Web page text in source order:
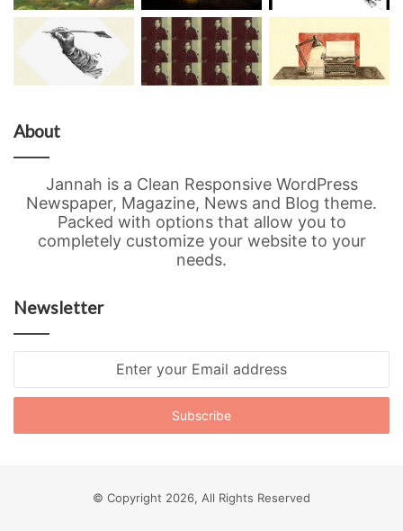
About
Jannah is a Clean Responsive WordPress
Newspaper, Magazine, News and Blog theme.
Packed with options that allow you to
completely customize your website to your
needs.
Newsletter
Email
© Copyright 2026, All Rights Reserved